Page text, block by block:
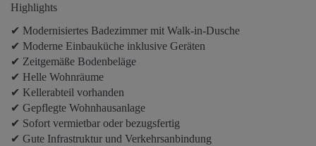
Highlights
✔ Modernisiertes Badezimmer mit Walk-in-Dusche
✔ Moderne Einbauküche inklusive Geräten
✔ Zeitgemäße Bodenbeläge
✔ Helle Wohnräume
✔ Kellerabteil vorhanden
✔ Gepflegte Wohnhausanlage
✔ Sofort vermietbar oder bezugsfertig
✔ Gute Infrastruktur und Verkehrsanbindung